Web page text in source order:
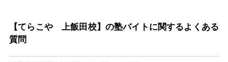
【てらこや 上飯田校】の塾バイトに関するよくある
質問